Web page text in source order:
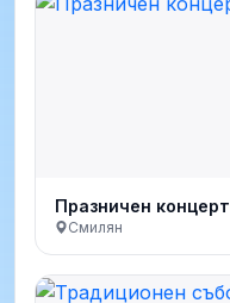
Празничен концерт
Смилян